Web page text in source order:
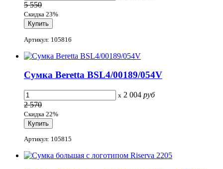
5 550
Скидка 23%
Артикул: 105816
Сумка Beretta BSL4/00189/054V
x 2 004 руб
2 570
Скидка 22%
Артикул: 105815